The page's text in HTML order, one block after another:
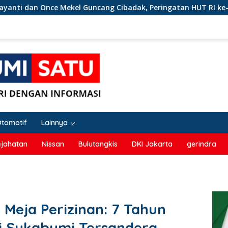
Cibadak, Peringatan HUT RI ke-81 dan Hari ASI
Lainnya
Nissan Bulutangkis DKI Jakarta gerindra
Perizinan: 7 Tahun